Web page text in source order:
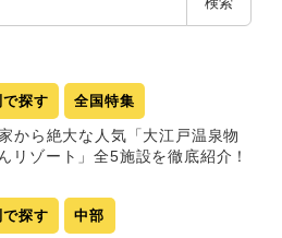
で探す 全国特集
から絶大な人気「大江戸温泉物
リゾート」全5施設を徹底紹介！
で探す 中部